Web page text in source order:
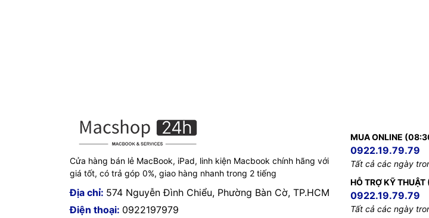
Cửa hàng bán lẻ MacBook, iPad, linh kiện Macbook chính hãng với
giá tốt, có trả góp 0%, giao hàng nhanh trong 2 tiếng
Địa chỉ: 574 Nguyễn Đình Chiểu, Phường Bàn Cờ, TP.HCM
Điện thoại: 0922197979
MUA ONLINE
0922.19.79.79
Tất cả các ngày
HỖ TRỢ KỸ
0922.19.79.79
Tất cả các ngày